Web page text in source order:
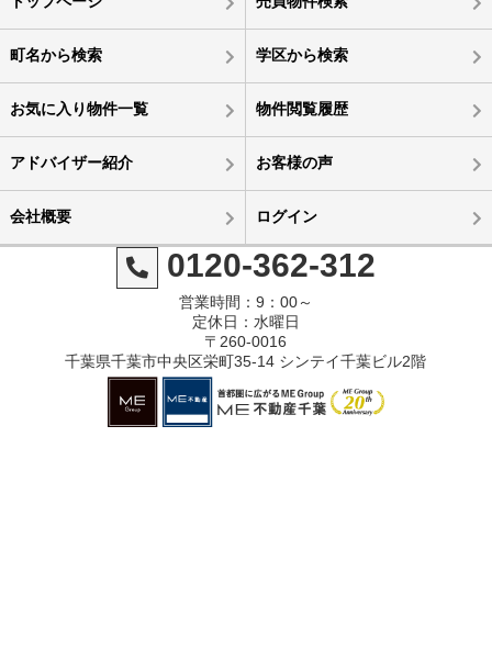
町名から検索 学区から検索
お気に入り物件一覧 物件閲覧履歴
アドバイザー紹介 お客様の声
会社概要 ログイン
0120-362-312
営業時間：9：00～
定休日：水曜日
〒260-0016
千葉県千葉市中央区栄町35-14 シンテイ千葉ビル2階